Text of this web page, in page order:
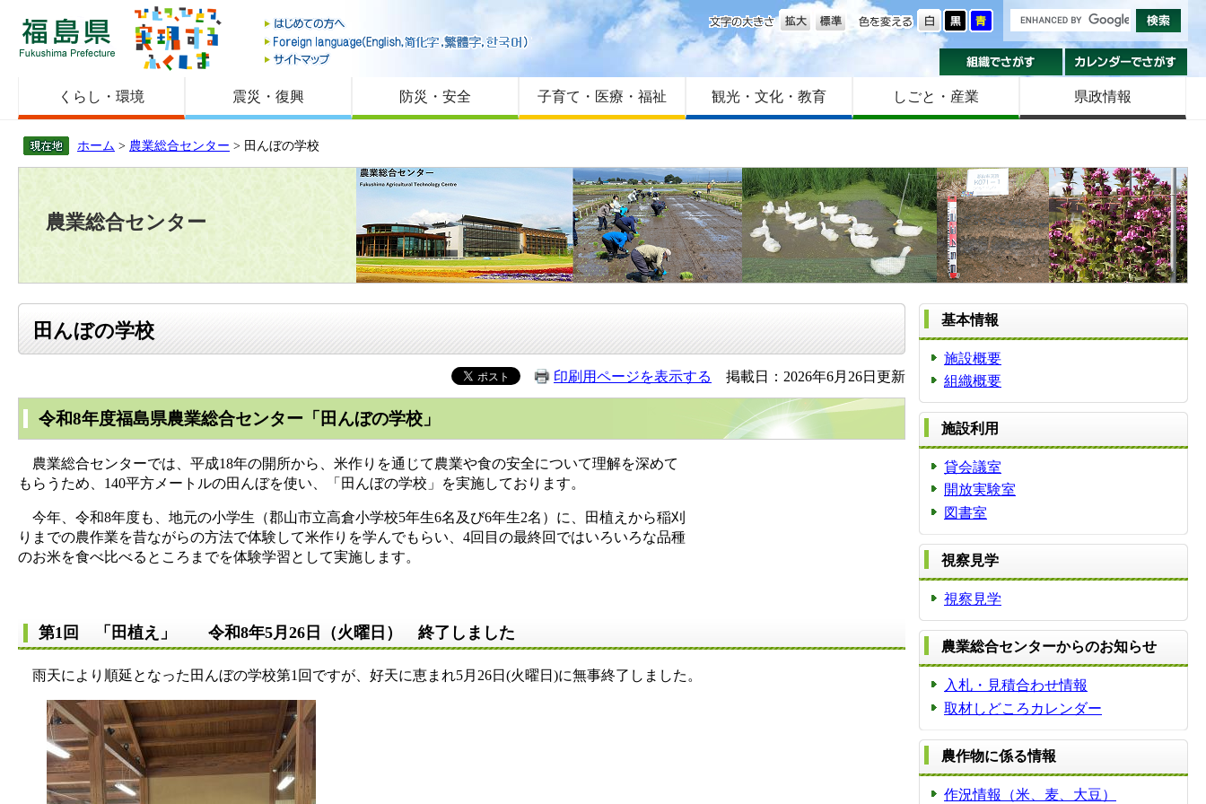
福島県
はじめての方へ
Foreign language
サイトマップ
色を変える
文字の大きさ
組織でさがす
くらし・環境 震災・復興 防災・安全 子育て・医療・福祉 観光・文化・教育 しごと・産業 県政情報
ホーム > 農業総合センター > 田んぼの学校
農業総合センター
田んぼの学校
印刷用ページを表示する 掲載日：2026年6月26日更新
令和8年度福島県農業総合センター「田んぼの学校」
農業総合センターでは、平成18年の開所から、米作りを通じて農業や食の安全について理解を深めて
もらうため、140平方メートルの田んぼを使い、「田んぼの学校」を実施しております。
今年、令和8年度も、地元の小学生（郡山市立高倉小学校5年生6名及び6年生2名）に、田植えから稲刈
りまでの農作業を昔ながらの方法で体験して米作りを学んでもらい、4回目の最終回ではいろいろな品種
のお米を食べ比べるところまでを体験学習として実施します。
第1回 「田植え」 令和8年5月26日（火曜日） 終了しました
雨天により順延となった田んぼの学校第1回ですが、好天に恵まれ5月26日(火曜日)に無事終了しました。
基本情報
施設概要
組織概要
施設利用
貸会議室
開放実験室
図書室
視察見学
視察見学
農業総合センターからのお知らせ
入札・見積合わせ情報
取材しどころカレンダー
農作物に係る情報
作況情報（米、麦、大豆）